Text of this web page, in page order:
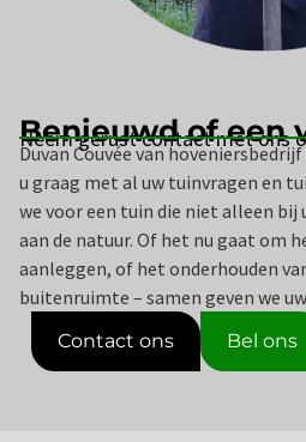
Benieuwd of een
Neem gerust contact met ons
Duvan Couvée van
u graag met al uw tuinvragen en
we voor een tuin die niet alleen
aan de natuur. Of het nu gaat om
aanleggen, of het onderhouden
buitenruimte – samen geven we
Contact ons Bel ons